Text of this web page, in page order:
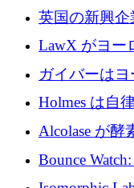
レイヤー」オ
するシリー
英国の新興企
ドのエネルギ
ンドを調達
LawX がヨー
ング システ
を調達
ガイバーは
貢献するた
Holmes は自
万ユーロの
Alcolase が
り組むために
Bounce
ためのイン